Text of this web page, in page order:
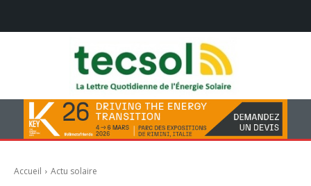
Accueil Actu solaire